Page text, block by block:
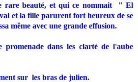
rare beauté, et qui ce nommait
" El
et la fille parurent fort heureux de se
même avec une grande effusion.
promenade dans les clarté de l'aube
sur les bras de julien.